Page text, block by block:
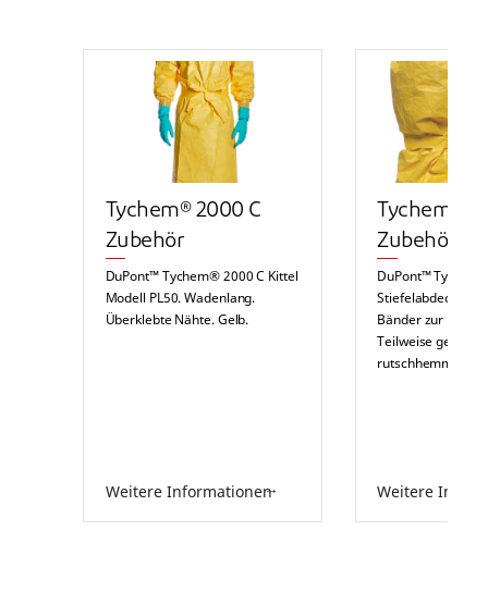
Tychem® 2000 C
Zubehör
DuPont™ Tychem® 2000 C Kittel
Modell PL50. Wadenlang.
Überklebte Nähte. Gelb.
Weitere Informationen
Tychem®
Zubehör
DuPont™
Stiefelabdeckung
Bänder zur
Teilweise genähte,
rutschhemmende
Weitere